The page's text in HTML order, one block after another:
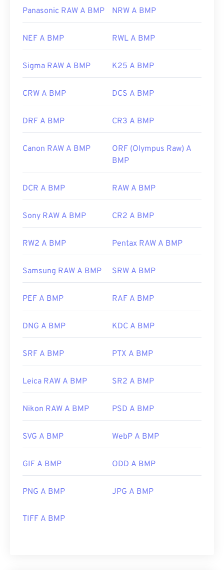
Panasonic RAW A BMP NRW A BMP
NEF A BMP RWL A BMP
Sigma RAW A BMP K25 A BMP
CRW A BMP DCS A BMP
DRF A BMP CR3 A BMP
Canon RAW A BMP
ORF (Olympus Raw) A
BMP
DCR A BMP RAW A BMP
Sony RAW A BMP CR2 A BMP
RW2 A BMP Pentax RAW A BMP
Samsung RAW A BMP SRW A BMP
PEF A BMP RAF A BMP
DNG A BMP KDC A BMP
SRF A BMP PTX A BMP
Leica RAW A BMP SR2 A BMP
Nikon RAW A BMP PSD A BMP
SVG A BMP WebP A BMP
GIF A BMP ODD A BMP
PNG A BMP JPG A BMP
TIFF A BMP